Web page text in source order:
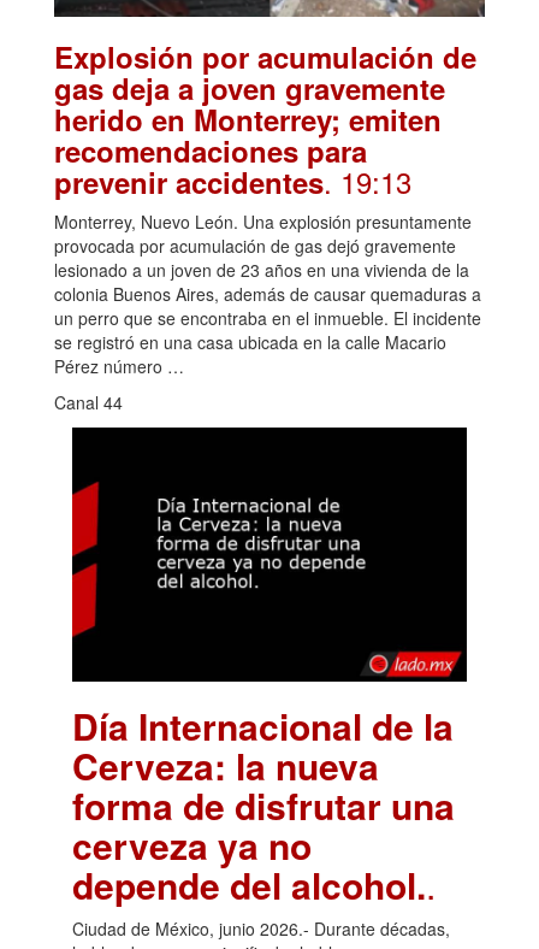
Explosión por acumulación de
gas deja a joven gravemente
herido en Monterrey; emiten
recomendaciones para
prevenir accidentes. 19:13
Monterrey, Nuevo León. Una explosión presuntamente
provocada por acumulación de gas dejó gravemente
lesionado a un joven de 23 años en una vivienda de la
colonia Buenos Aires, además de causar quemaduras a
un perro que se encontraba en el inmueble. El incidente
se registró en una casa ubicada en la calle Macario
Pérez número …
Canal 44
Día Internacional de la
Cerveza: la nueva
forma de disfrutar una
cerveza ya no
depende del alcohol..
Ciudad de México, junio 2026.- Durante décadas,